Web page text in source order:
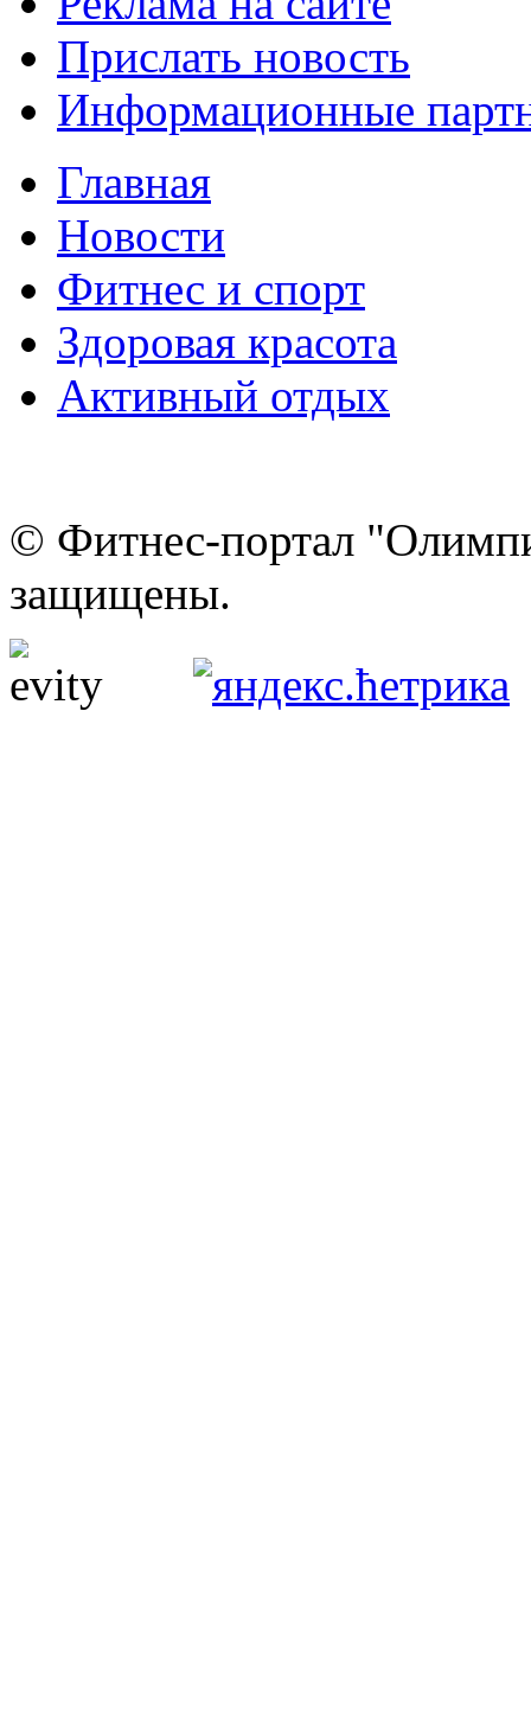
Прислать новость
Информационные
Главная
Новости
Фитнес и спорт
Здоровая красота
Активный отдых
© Фитнес-портал
защищены.